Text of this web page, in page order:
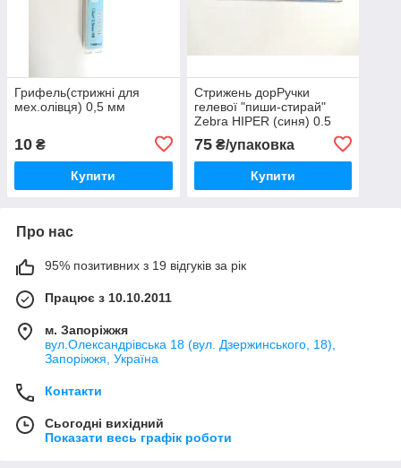
Грифель(стрижні для
мех.олівця) 0,5 мм
10 ₴
Купити
Стрижень дорРучки
гелевої "пиши-стирай"
Zebra HIPER (синя) 0.5
75₴/упаковка
Купити
Про нас
95% позитивних з 19 відгуків за рік
Працює з 10.10.2011
м. Запоріжжя
вул.Олександрівська 18 (вул. Дзержинського, 18),
Запоріжжя, Україна
Контакти
Сьогодні вихідний
Показати весь графік роботи